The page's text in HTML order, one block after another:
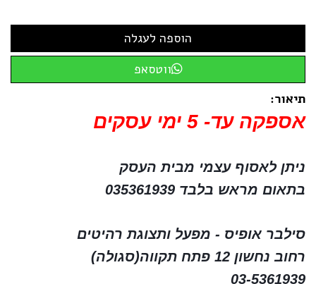
ווטסאפ
תיאור:
אספקה עד- 5 ימי עסקים
ניתן לאסוף עצמי מבית העסק
בתאום מראש בלבד 035361939
סילבר אופיס - מפעל ותצוגת רהיטים
רחוב נחשון 12 פתח תקווה(סגולה)
03-5361939